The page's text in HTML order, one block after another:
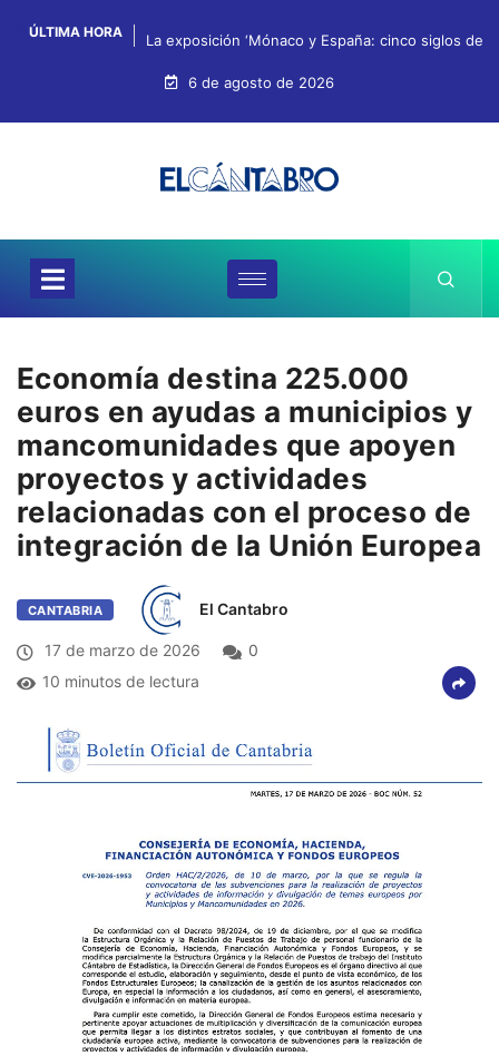
ÚLTIMA HORA La exposición ‘Mónaco y España: cinco siglos de
6 de agosto de 2026
Economía destina 225.000
euros en ayudas a municipios y
mancomunidades que apoyen
proyectos y actividades
relacionadas con el proceso de
integración de la Unión Europea
CANTABRIA El Cantabro
17 de marzo de 2026
0
10 minutos de lectura